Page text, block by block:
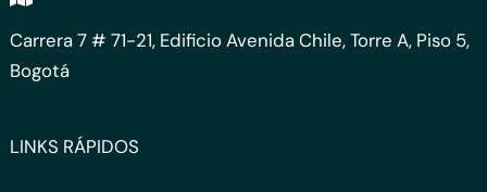
Carrera 7 # 71-21, Edificio Avenida Chile, Torre A, Piso 5,
Bogotá
LINKS RÁPIDOS